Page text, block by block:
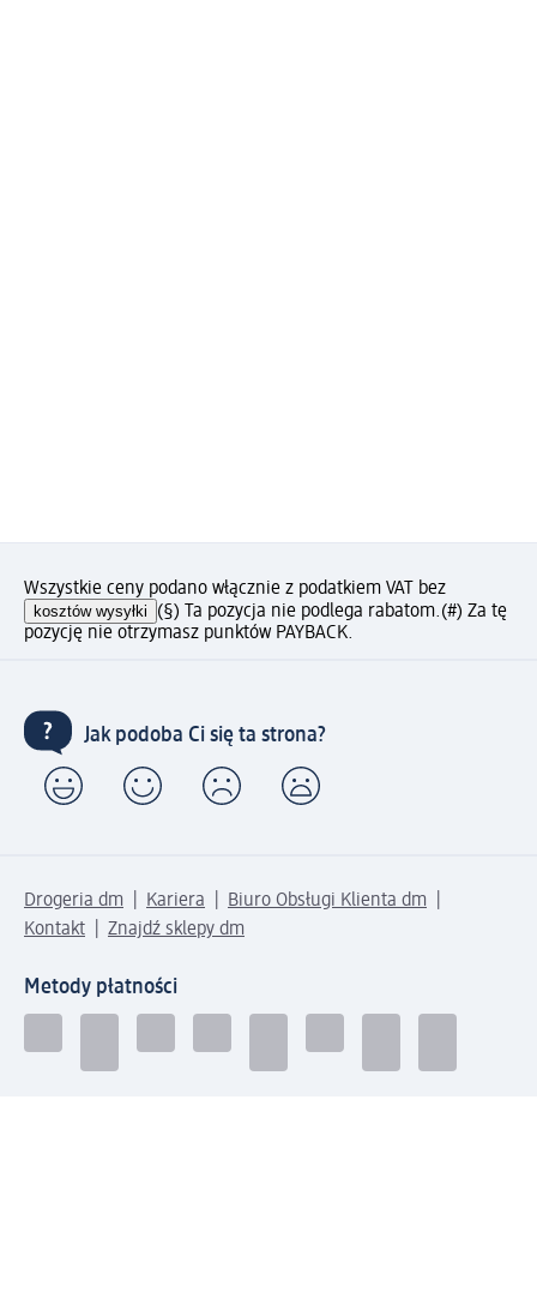
Wszystkie ceny podano włącznie z podatkiem VAT bez
kosztów wysyłki (§) Ta pozycja nie podlega rabatom.(#) Za tę
pozycję nie otrzymasz punktów PAYBACK.
Jak podoba Ci się ta strona?
Drogeria dm Kariera
Biuro Obsługi Klienta dm
Kontakt
Znajdź sklepy dm
Metody płatności